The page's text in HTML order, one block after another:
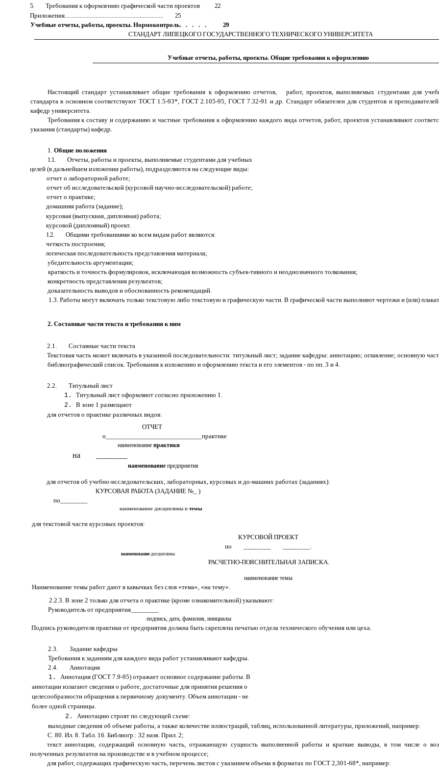
5.Требования к оформлению графической части проектов 22
Приложения................................................................... 25
Учебные отчеты, работы, проекты. Нормоконтроль. ....
29
СТАНДАРТ ЛИПЕЦКОГО ГОСУДАРСТВЕННОГО ТЕХНИЧЕСКОГО УНИВЕРСИТЕТА
Учебные отчеты, работы, проекты. Общие требования к оформлению
Настоящий стандарт устанавливает общие требования к оформлению отчетов, работ, проектов, выполняемых студентами для
стандарта в основном соответствуют ТОСТ 1.5-93*, ГОСТ 2.105-95, ГОСТ 7.32-91 и др. Стандарт обязателен для студентов и преподавателей
кафедр университета.
Требования к составу и содержанию и частные требования к оформлению каждого вида отчетов, работ, проектов устанавливают
указания (стандарты) кафедр.
1. Общие положения
1.1.Отчеты, работы и проекты, выполняемые студентами для учебных
целей (в дальнейшем изложении работы), подразделяются на следующие виды:
отчет о лабораторной работе;
отчет об исследовательской (курсовой научно-исследовательской) работе;
отчет о практике;
домашняя работа (задание);
курсовая (выпускная, дипломная) работа;
курсовой (дипломный) проект.
1.2.Общими требованиями ко всем видам работ являются:
четкость построения;
логическая последовательность представления материала;
убедительность аргументации;
краткость и точность формулировок, исключающая возможность субъек-тивного и неоднозначного толкования;
конкретность представления результатов;
доказательность выводов и обоснованность рекомендаций.
1.3. Работы могут включать только текстовую либо текстовую и графи­ческую части. В графической части выполняют чертежи и (или)
2. Составные части текста и требования к ним
2.1. Составные части текста
Текстовая часть может включать в указанной последовательности: титульный лист; задание кафедры: аннотацию; оглавление; основную
библиографический список. Требования к изложению и оформлению текста и его элементов - по пп. 3 и 4.
2.2. Титульный лист
Титульный лист оформляют согласно приложению 1.
В зоне 1 размещают
для отчетов о практике различных видов:
ОТЧЕТ
о____________________________практике
наименование практики
на
наименование предприятия
для отчетов об учебно-исследовательских, лабораторных, курсовых и до-машних работах (заданиях):
КУРСОВАЯ РАБОТА (ЗАДАНИЕ №_ )
по________
наименование дисциплины и темы
для текстовой части курсовых проектов:
КУРСОВОЙ ПРОЕКТ
по ________ ________.
наименование дисциплины
РАСЧЕТНО-ПОЯСНИТЕЛЬНАЯ ЗАПИСКА.
наименование темы
Наименование темы работ дают в кавычках без слов «тема», «на тему».
2.2.3. В зоне 2 только для отчета о практике (кроме ознакомительной) указывают:
Руководитель от предприятия________
подпись, дата, фамилия, инициалы
Подпись руководителя практики от предприятия должна быть скреплена печа­тью отдела технического обучения или цеха.
2.3. Задание кафедры
Требования к заданиям для каждого вида работ устанавливают кафедры.
2.4. Аннотация
Аннотация (ГОСТ 7.9-95) отражает основное содержание работы. В
аннотации излагают сведения о работе, достаточные для принятия решения о
целесообразности обращения к первичному документу. Объем аннотации - не
более одной страницы.
Аннотацию строят по следующей схеме:
выходные сведения об объеме работы, а также количестве иллюстраций, таблиц, использованной литературы, приложений, например:
С. 80. Ил. 8. Табл. 16. Библиогр.: 32 назв. Прил. 2;
текст аннотации, содержащий основную часть, отражающую сущность выполненной работы и краткие выводы, в том числе о
полученных результатов на производстве и в учебном процессе;
для работ, содержащих графическую часть, перечень листов с указанием объема в форматах по ГОСТ 2,301-68*, например: